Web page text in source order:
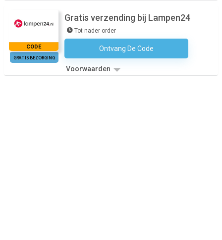
CODE
GRATIS BEZORGING
Gratis verzending bij Lampen24
Tot nader order
Ontvang De CodeGeen Code Nodig
Voorwaarden